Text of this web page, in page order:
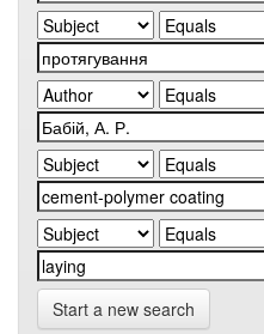
Start a new search